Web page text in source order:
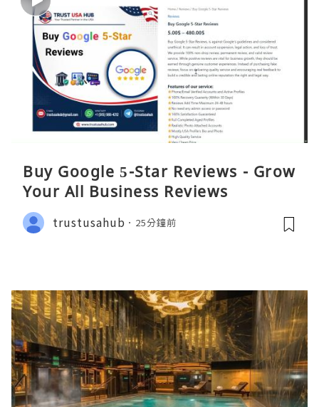
Buy Google 5-Star Reviews - Grow
Your All Business Reviews
trustusahub 25分鐘前